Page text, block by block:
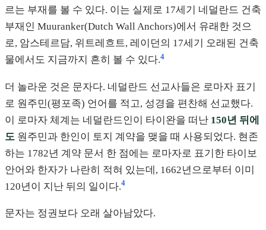
르는 부재를 볼 수 있다. 이는 실제로 17세기 네덜란드 건축
부재인 Muuranker(Dutch Wall Anchors)에서 유래한 것으
로, 암스테르담, 위트레흐트, 레이던의 17세기 오래된 건축
물에서도 지금까지 흔히 볼 수 있다.4
더 놀라운 것은 문자다. 네덜란드 선교사들은 로마자 표기
로 원주민(평포족) 언어를 적고, 성경을 편찬해 선교했다.
이 로마자 체계는 네덜란드인이 타이완을 떠난 150년 뒤에
도 원주민과 한인이 토지 계약을 맺을 때 사용되었다. 현존
하는 1782년 계약 문서 한 점에는 로마자로 표기한 타이보
안어와 한자가 나란히 적혀 있는데, 1662년으로부터 이미
120년이 지난 뒤의 일이다.4
문자는 정권보다 오래 살아남았다.